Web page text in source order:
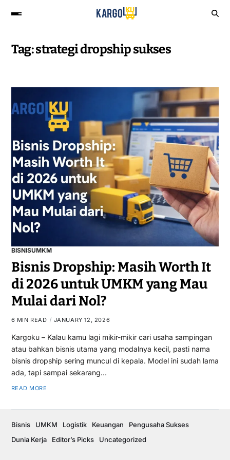
Tag:strategi dropship sukses
BISNISUMKM
Bisnis Dropship: Masih Worth It
di 2026 untuk UMKM yang Mau
Mulai dari Nol?
6 MIN READ JANUARY 12, 2026
Kargoku – Kalau kamu lagi mikir-mikir cari usaha sampingan
atau bahkan bisnis utama yang modalnya kecil, pasti nama
bisnis dropship sering muncul di kepala. Model ini sudah lama
ada, tapi sampai sekarang…
READ MORE
Bisnis UMKM Logistik Keuangan
Pengusaha Sukses
Dunia Kerja
Editor’s Picks Uncategorized